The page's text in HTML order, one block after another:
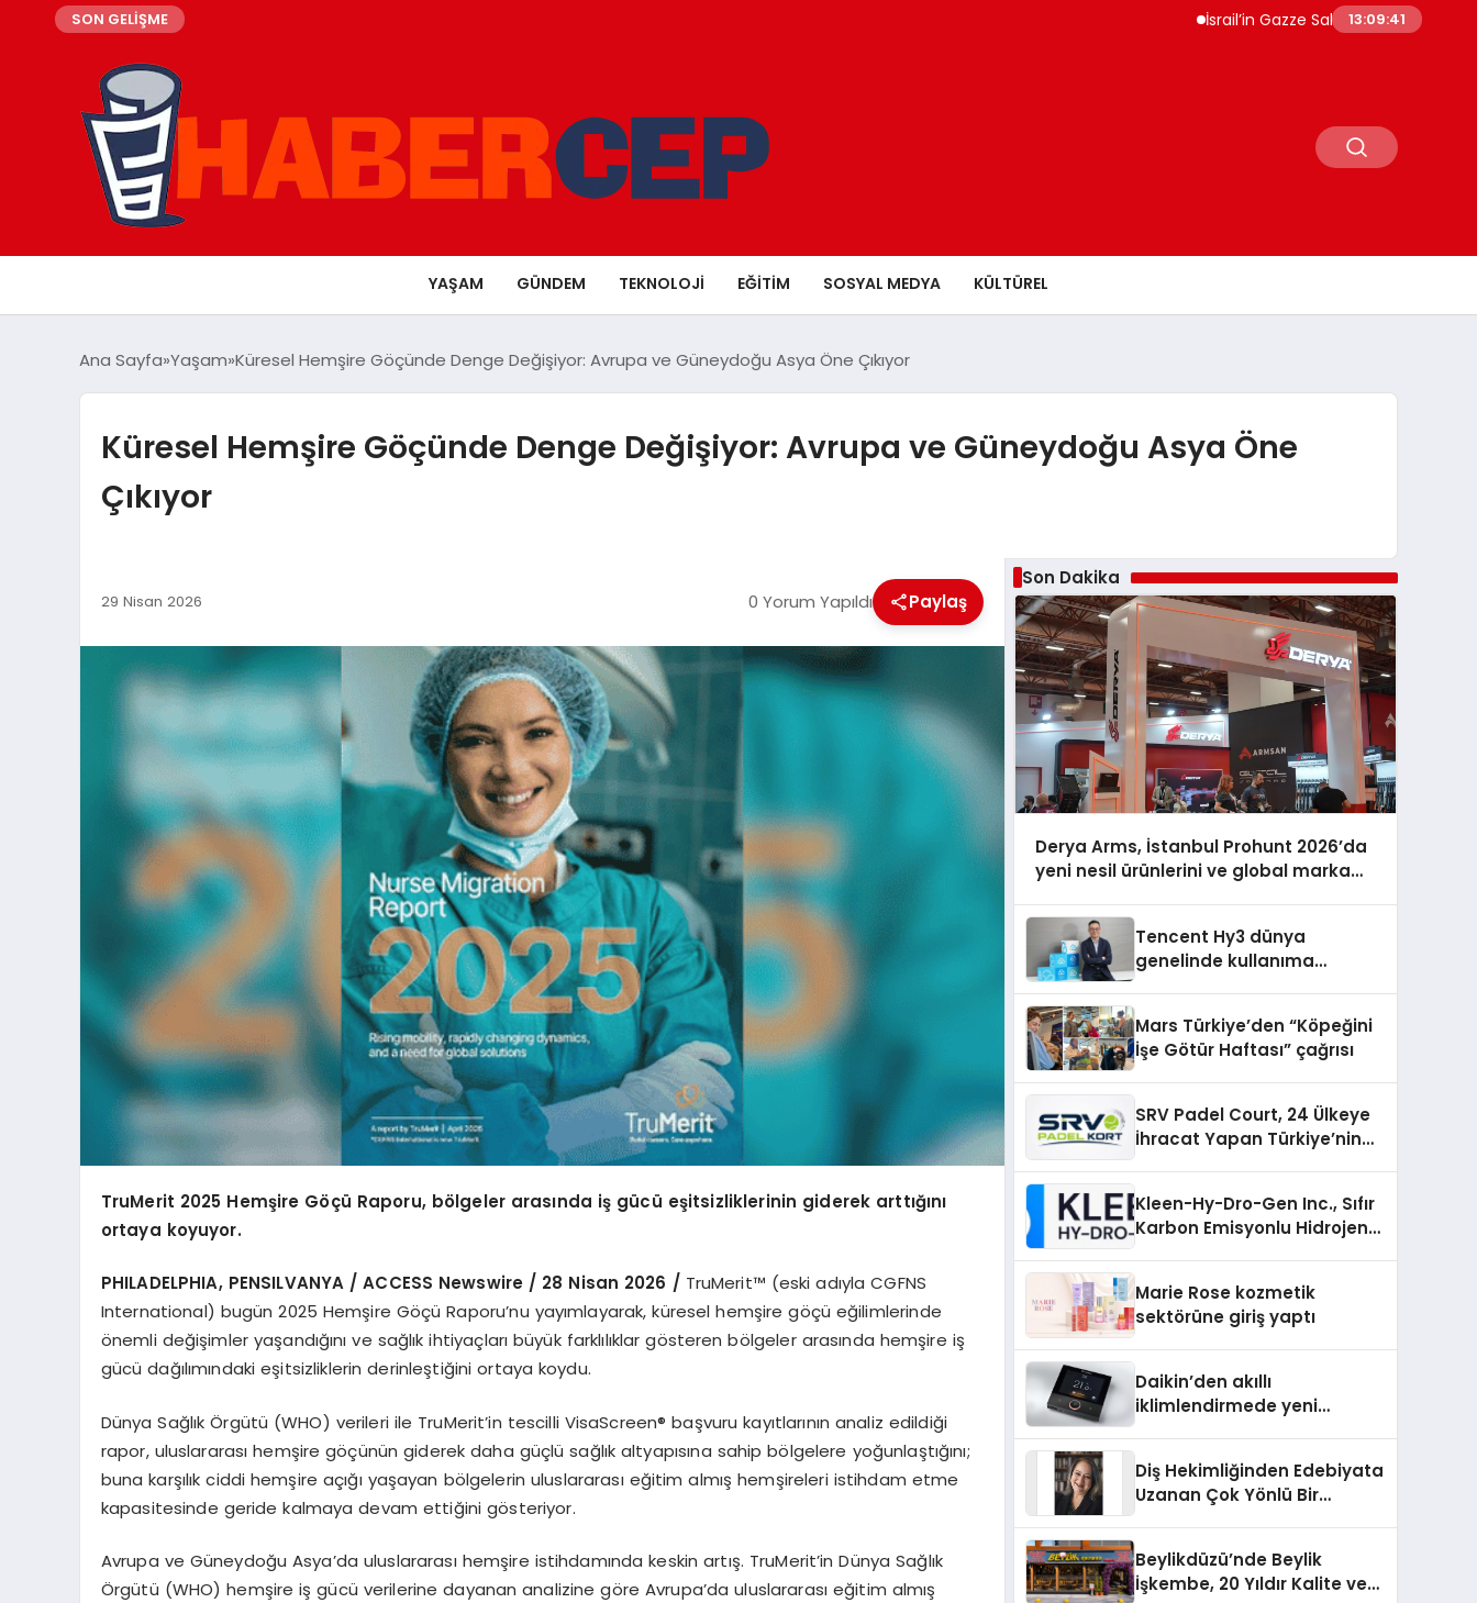
SON GELİŞME İsrail’in Gazze Saldırılarında Can Kaybı 73
13:09:42
YAŞAM GÜNDEM TEKNOLOJI EĞITIM SOSYAL MEDYA KÜLTÜREL
Ana Sayfa Yaşam Küresel Hemşire Göçünde Denge Değişiyor: Avrupa ve Güneydoğu Asya Öne Çıkıyor
Küresel Hemşire Göçünde Denge Değişiyor: Avrupa ve Güneydoğu Asya Öne
Çıkıyor
29 Nisan 2026 0 Yorum Yapıldı Paylaş
TruMerit 2025 Hemşire Göçü Raporu, bölgeler arasında iş gücü eşitsizliklerinin giderek arttığını
ortaya koyuyor.
PHILADELPHIA, PENSILVANYA / ACCESS Newswire / 28 Nisan 2026 / TruMerit™ (eski adıyla CGFNS
International) bugün 2025 Hemşire Göçü Raporu’nu yayımlayarak, küresel hemşire göçü eğilimlerinde
önemli değişimler yaşandığını ve sağlık ihtiyaçları büyük farklılıklar gösteren bölgeler arasında hemşire iş
gücü dağılımındaki eşitsizliklerin derinleştiğini ortaya koydu.
Dünya Sağlık Örgütü (WHO) verileri ile TruMerit’in tescilli VisaScreen® başvuru kayıtlarının analiz edildiği
rapor, uluslararası hemşire göçünün giderek daha güçlü sağlık altyapısına sahip bölgelere yoğunlaştığını;
buna karşılık ciddi hemşire açığı yaşayan bölgelerin uluslararası eğitim almış hemşireleri istihdam etme
kapasitesinde geride kalmaya devam ettiğini gösteriyor.
Avrupa ve Güneydoğu Asya’da uluslararası hemşire istihdamında keskin artış. TruMerit’in Dünya Sağlık
Örgütü (WHO) hemşire iş gücü verilerine dayanan analizine göre Avrupa’da uluslararası eğitim almış
Son Dakika
Derya Arms, İstanbul Prohunt 2026’da
yeni nesil ürünlerini ve global marka
Tencent Hy3 dünya
genelinde kullanıma
Mars Türkiye’den “Köpeğini
İşe Götür Haftası” çağrısı
SRV Padel Court, 24 Ülkeye
İhracat Yapan Türkiye’nin
Kleen-Hy-Dro-Gen Inc., Sıfır
Karbon Emisyonlu Hidrojen
Aldı
Marie Rose kozmetik
sektörüne giriş yaptı
Daikin’den akıllı
iklimlendirmede yeni
Diş Hekimliğinden Edebiyata
Uzanan Çok Yönlü Bir
Beylikdüzü’nde Beylik
İşkembe, 20 Yıldır Kalite ve